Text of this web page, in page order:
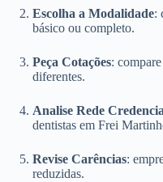
Escolha a Modalidade:
básico ou completo.
Peça Cotações:
diferentes.
Analise Rede
dentistas em Frei
Revise Carências:
reduzidas.